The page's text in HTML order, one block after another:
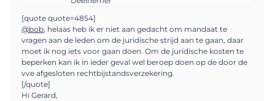
[quote quote=4854]
@bob, helaas heb ik er niet aan gedacht om mandaat te
vragen aan de leden om de juridische strijd aan te gaan, daar
moet ik nog iets voor gaan doen. Om de juridische kosten te
beperken kan ik in ieder geval wel beroep doen op de door de
vve afgesloten rechtbijstandsverzekering.
[/quote]
Hi Gerard,